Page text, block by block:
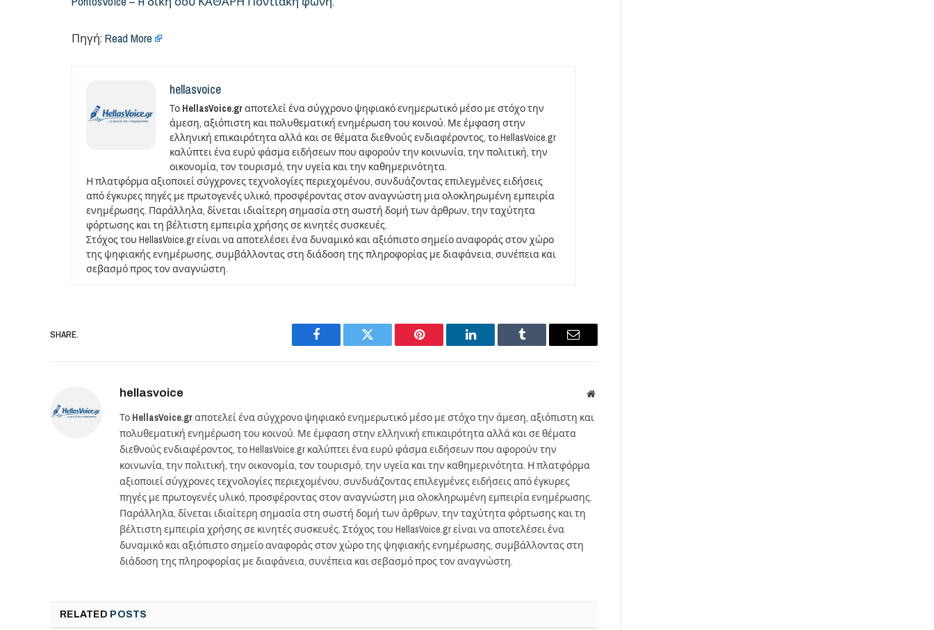
Πηγή:Read More
hellasvoice
Το HellasVoice.grαποτελεί ένα σύγχρονο ψηφιακό ενημερωτικό μέσο με στόχο την
άμεση, αξιόπιστη και πολυθεματική ενημέρωση του κοινού. Με έμφαση στην
ελληνική επικαιρότητα αλλά και σε θέματα διεθνούς ενδιαφέροντος, το HellasVoice.gr
καλύπτει ένα ευρύ φάσμα ειδήσεων που αφορούν την κοινωνία, την πολιτική, την
οικονομία, τον τουρισμό, την υγεία και την καθημερινότητα.
Η πλατφόρμα αξιοποιεί σύγχρονες τεχνολογίες περιεχομένου, συνδυάζοντας επιλεγμένες ειδήσεις
από έγκυρες πηγές με πρωτογενές υλικό, προσφέροντας στον αναγνώστη μια ολοκληρωμένη εμπειρία
ενημέρωσης. Παράλληλα, δίνεται ιδιαίτερη σημασία στη σωστή δομή των άρθρων, την ταχύτητα
φόρτωσης και τη βέλτιστη εμπειρία χρήσης σε κινητές συσκευές.
Στόχος του HellasVoice.gr είναι να αποτελέσει ένα δυναμικό και αξιόπιστο σημείο αναφοράς στον χώρο
της ψηφιακής ενημέρωσης, συμβάλλοντας στη διάδοση της πληροφορίας με διαφάνεια, συνέπεια και
σεβασμό προς τον αναγνώστη.
SHARE.
Facebook Twitter Pinterest LinkedIn Tumblr Email
hellasvoice Website
Το HellasVoice.grαποτελεί ένα σύγχρονο ψηφιακό ενημερωτικό μέσο με στόχο την άμεση, αξιόπιστη και
πολυθεματική ενημέρωση του κοινού. Με έμφαση στην ελληνική επικαιρότητα αλλά και σε θέματα
διεθνούς ενδιαφέροντος, το HellasVoice.gr καλύπτει ένα ευρύ φάσμα ειδήσεων που αφορούν την
κοινωνία, την πολιτική, την οικονομία, τον τουρισμό, την υγεία και την καθημερινότητα. Η πλατφόρμα
αξιοποιεί σύγχρονες τεχνολογίες περιεχομένου, συνδυάζοντας επιλεγμένες ειδήσεις από έγκυρες
πηγές με πρωτογενές υλικό, προσφέροντας στον αναγνώστη μια ολοκληρωμένη εμπειρία ενημέρωσης.
Παράλληλα, δίνεται ιδιαίτερη σημασία στη σωστή δομή των άρθρων, την ταχύτητα φόρτωσης και τη
βέλτιστη εμπειρία χρήσης σε κινητές συσκευές. Στόχος του HellasVoice.gr είναι να αποτελέσει ένα
δυναμικό και αξιόπιστο σημείο αναφοράς στον χώρο της ψηφιακής ενημέρωσης, συμβάλλοντας στη
διάδοση της πληροφορίας με διαφάνεια, συνέπεια και σεβασμό προς τον αναγνώστη.
RELATED POSTS